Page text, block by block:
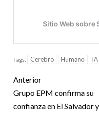
Tags: Cerebro Humano IA
Anterior
Grupo EPM confirma su
confianza en El Salvador y